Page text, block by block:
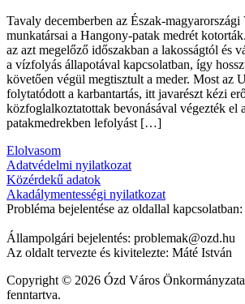
Tavaly decemberben az Észak-
munkatársai a Hangony-patak medrét
az azt megelőző időszakban a lakosságtól és
a vízfolyás állapotával kapcsolatban, így
követően végül megtisztult a meder. Most az
folytatódott a karbantartás, itt javarészt kézi
közfoglalkoztatottak bevonásával végezték el
patakmedrekben lefolyást […]
Elolvasom
Adatvédelmi nyilatkozat
Közérdekű adatok
Akadálymentességi nyilatkozat
Probléma bejelentése az oldallal
Állampolgári bejelentés: problemak@ozd.hu
Az oldalt tervezte és kivitelezte: Máté István
Copyright © 2026 Ózd Város
fenntartva.